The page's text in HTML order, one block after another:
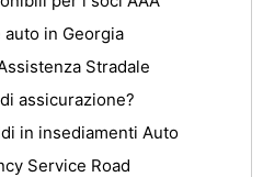
in Georgia
Stradale
assicurazione?
in insediamenti Auto
Service Road